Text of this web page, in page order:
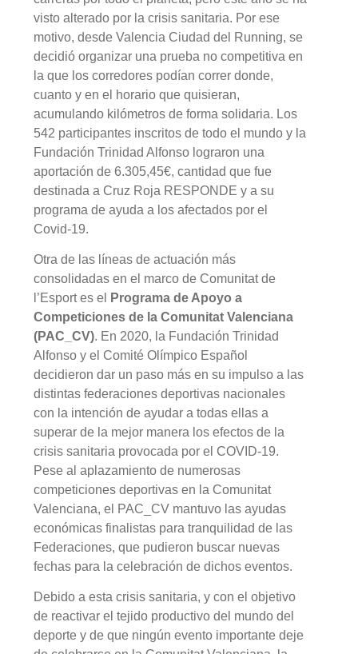
visto alterado por la crisis sanitaria. Por ese
motivo, desde Valencia Ciudad del Running, se
decidió organizar una prueba no competitiva en
la que los corredores podían correr donde,
cuanto y en el horario que quisieran,
acumulando kilómetros de forma solidaria. Los
542 participantes inscritos de todo el mundo y la
Fundación Trinidad Alfonso lograron una
aportación de 6.305,45€, cantidad que fue
destinada a Cruz Roja RESPONDE y a su
programa de ayuda a los afectados por el
Covid-19.
Otra de las líneas de actuación más
consolidadas en el marco de Comunitat de
l’Esport es el
Programa de Apoyo a
Competiciones de la Comunitat Valenciana
(PAC_CV). En 2020, la Fundación Trinidad
Alfonso y el Comité Olímpico Español
decidieron dar un paso más en su impulso a las
distintas federaciones deportivas nacionales
con la intención de ayudar a todas ellas a
superar de la mejor manera los efectos de la
crisis sanitaria provocada por el COVID-19.
Pese al aplazamiento de numerosas
competiciones deportivas en la Comunitat
Valenciana, el PAC_CV mantuvo las ayudas
económicas finalistas para tranquilidad de las
Federaciones, que pudieron buscar nuevas
fechas para la celebración de dichos eventos.
Debido a esta crisis sanitaria, y con el objetivo
de reactivar el tejido productivo del mundo del
deporte y de que ningún evento importante deje